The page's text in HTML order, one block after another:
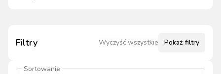
Filtry Wyczyść wszystkie Pokaż filtry
Sortowanie